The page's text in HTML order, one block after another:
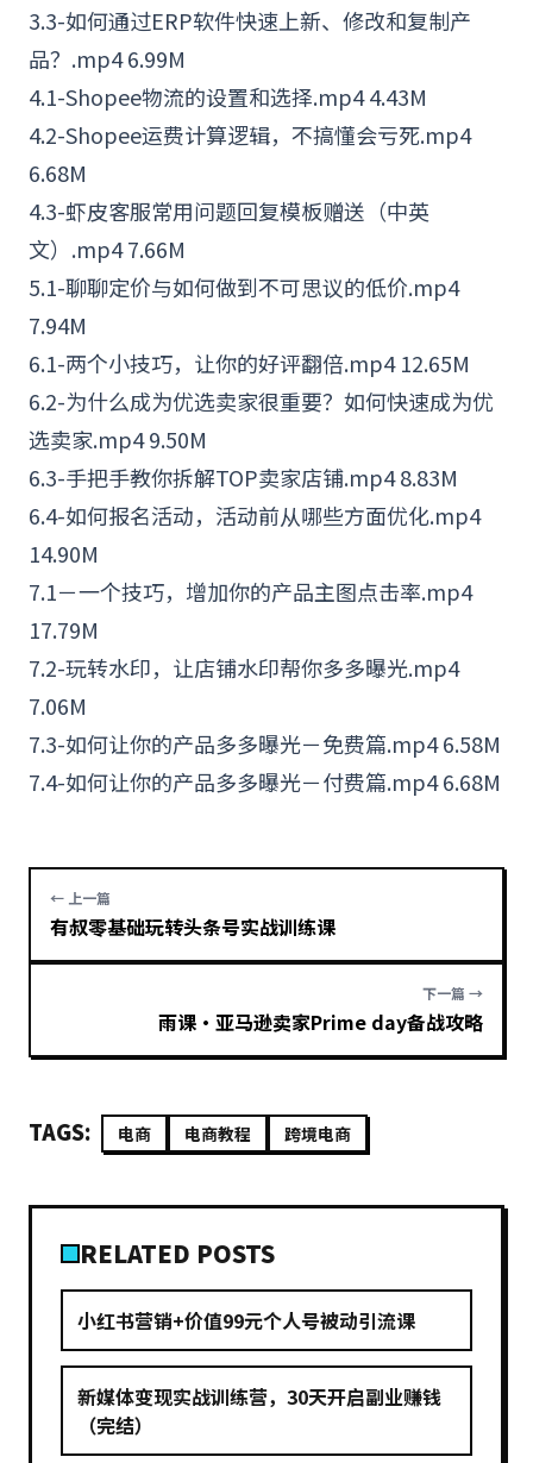
3.3-如何通过ERP软件快速上新、修改和复制产
品？.mp4 6.99M
4.1-Shopee物流的设置和选择.mp4 4.43M
4.2-Shopee运费计算逻辑，不搞懂会亏死.mp4
6.68M
4.3-虾皮客服常用问题回复模板赠送（中英
文）.mp4 7.66M
5.1-聊聊定价与如何做到不可思议的低价.mp4
7.94M
6.1-两个小技巧，让你的好评翻倍.mp4 12.65M
6.2-为什么成为优选卖家很重要？如何快速成为优
选卖家.mp4 9.50M
6.3-手把手教你拆解TOP卖家店铺.mp4 8.83M
6.4-如何报名活动，活动前从哪些方面优化.mp4
14.90M
7.1－一个技巧，增加你的产品主图点击率.mp4
17.79M
7.2-玩转水印，让店铺水印帮你多多曝光.mp4
7.06M
7.3-如何让你的产品多多曝光－免费篇.mp4 6.58M
7.4-如何让你的产品多多曝光－付费篇.mp4 6.68M
← 上一篇
有叔零基础玩转头条号实战训练课
下一篇 →
雨课·亚马逊卖家Prime day备战攻略
TAGS: 电商 电商教程 跨境电商
RELATED POSTS
小红书营销+价值99元个人号被动引流课
新媒体变现实战训练营，30天开启副业赚钱
（完结）